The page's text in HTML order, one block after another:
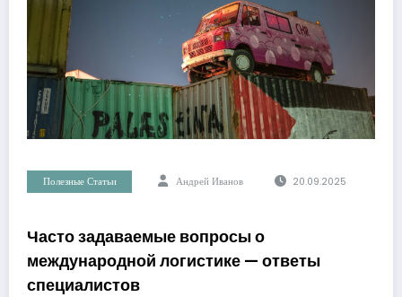
Полезные Статьи Андрей Иванов 20.09.2025
Часто задаваемые вопросы о
международной логистике — ответы
специалистов